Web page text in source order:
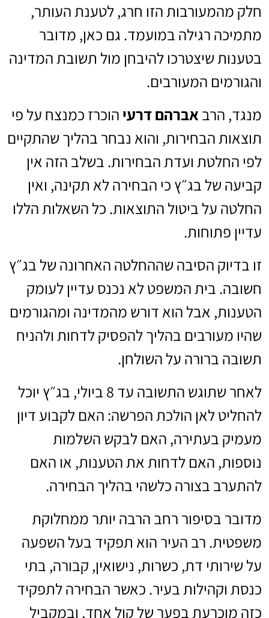
חלק מהמעורבות הזו חרג, לטענת העותר,
מתמיכה רגילה במועמד. גם כאן, מדובר
בטענות שיצטרכו להיבחן מול תשובת המדינה
והגורמים המעורבים.
מנגד, הרב אברהם דרעי הוכרז כמנצח על פי
תוצאות הבחירות, והוא נבחר בהליך שהתקיים
לפי החלטת ועדת הבחירות. בשלב הזה אין
קביעה של בג״ץ כי הבחירה לא תקינה, ואין
החלטה על ביטול התוצאות. כל השאלות הללו
עדיין פתוחות.
זו בדיוק הסיבה שההחלטה האחרונה של בג״ץ
חשובה. בית המשפט לא נכנס עדיין לעומק
הטענות, אבל הוא דורש מהמדינה ומהגורמים
שהיו מעורבים בהליך להפסיק לדחות ולהניח
תשובה ברורה על השולחן.
לאחר שתוגש התשובה עד 8 ביולי, בג״ץ יוכל
להחליט לאן הולכת הפרשה: האם לקבוע דיון
מעמיק בעתירה, האם לבקש השלמות
נוספות, האם לדחות את הטענות, או האם
להתערב בצורה כלשהי בהליך הבחירה.
מדובר בסיפור רחב הרבה יותר ממחלוקת
משפטית. רב העיר הוא תפקיד בעל השפעה
על שירותי דת, כשרות, נישואין, קבורה, בתי
כנסת וקהילות בעיר. כאשר הבחירה לתפקיד
כזה מוכרעת בפער של קול אחד, ובמקביל